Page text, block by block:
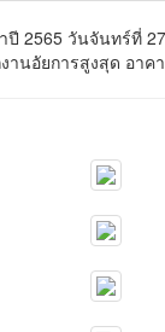
2565 วันจันทร์ที่
านอัยการสูงสุด อาค